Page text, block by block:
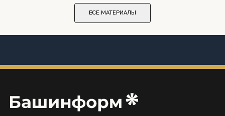
ВСЕ МАТЕРИАЛЫ